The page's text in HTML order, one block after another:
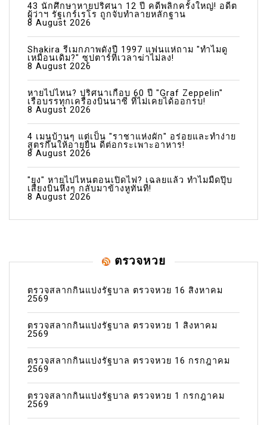
43 นักศึกษาหายปริศนา 12 ปี คดีพลิกครั้งใหญ่! อดีต
ผู้ว่าฯ รัฐเกร์เรโร ถูกจับทำลายหลักฐาน
8 August 2026
Shakira รีเมกภาพดังปี 1997 แฟนแห่ถาม "ทำไมดู
เหมือนเดิม?" ซุปตาร์ที่เวลาฆ่าไม่ลง!
8 August 2026
หายไปไหน? ปริศนาเกือบ 60 ปี "Graf Zeppelin"
เรือบรรทุกเครื่องบินนาซี ที่ไม่เคยได้ออกรบ!
8 August 2026
4 เมนูบ้านๆ แต่เป็น "ราชาแห่งผัก" อร่อยและทำง่าย
สูตรกินให้อายุยืน ดีต่อกระเพาะอาหาร!
8 August 2026
"ยุง" หายไปไหนตอนเปิดไฟ? เฉลยแล้ว ทำไมมืดปุ๊บ
เสียงบินหึ่งๆ กลับมาข้างหูทันที!
8 August 2026
ตรวจหวย
ตรวจสลากกินแบ่งรัฐบาล ตรวจหวย 16 สิงหาคม
2569
ตรวจสลากกินแบ่งรัฐบาล ตรวจหวย 1 สิงหาคม
2569
ตรวจสลากกินแบ่งรัฐบาล ตรวจหวย 16 กรกฎาคม
2569
ตรวจสลากกินแบ่งรัฐบาล ตรวจหวย 1 กรกฎาคม
2569